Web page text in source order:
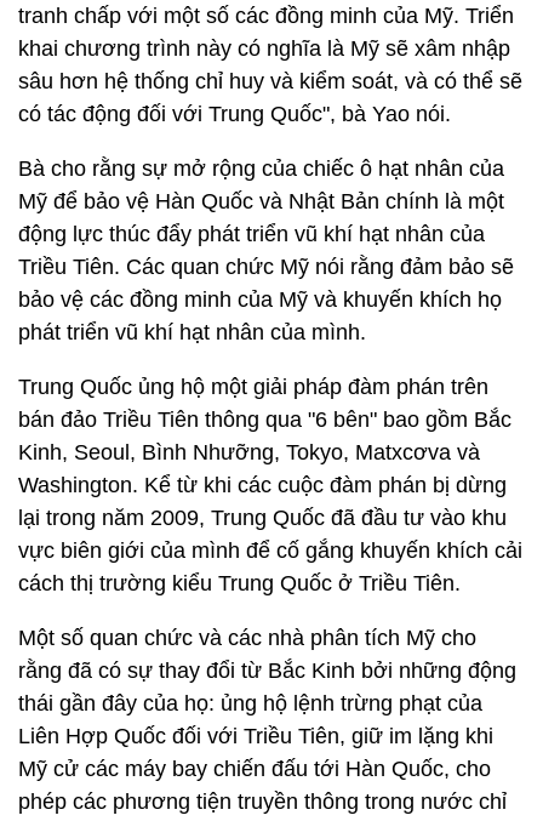
tranh chấp với một số các đồng minh của Mỹ. Triển
khai chương trình này có nghĩa là Mỹ sẽ xâm nhập
sâu hơn hệ thống chỉ huy và kiểm soát, và có thể sẽ
có tác động đối với Trung Quốc", bà Yao nói.
Bà cho rằng sự mở rộng của chiếc ô hạt nhân của
Mỹ để bảo vệ Hàn Quốc và Nhật Bản chính là một
động lực thúc đẩy phát triển vũ khí hạt nhân của
Triều Tiên. Các quan chức Mỹ nói rằng đảm bảo sẽ
bảo vệ các đồng minh của Mỹ và khuyến khích họ
phát triển vũ khí hạt nhân của mình.
Trung Quốc ủng hộ một giải pháp đàm phán trên
bán đảo Triều Tiên thông qua "6 bên" bao gồm Bắc
Kinh, Seoul, Bình Nhưỡng, Tokyo, Matxcơva và
Washington. Kể từ khi các cuộc đàm phán bị dừng
lại trong năm 2009, Trung Quốc đã đầu tư vào khu
vực biên giới của mình để cố gắng khuyến khích cải
cách thị trường kiểu Trung Quốc ở Triều Tiên.
Một số quan chức và các nhà phân tích Mỹ cho
rằng đã có sự thay đổi từ Bắc Kinh bởi những động
thái gần đây của họ: ủng hộ lệnh trừng phạt của
Liên Hợp Quốc đối với Triều Tiên, giữ im lặng khi
Mỹ cử các máy bay chiến đấu tới Hàn Quốc, cho
phép các phương tiện truyền thông trong nước chỉ